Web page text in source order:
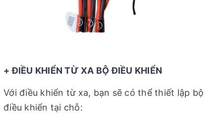
+ ĐIỀU KHIỂN TỪ XA BỘ ĐIỀU KHIỂN
Với điều khiển từ xa, bạn sẽ có thể thiết lập bộ
điều khiển tại chỗ: